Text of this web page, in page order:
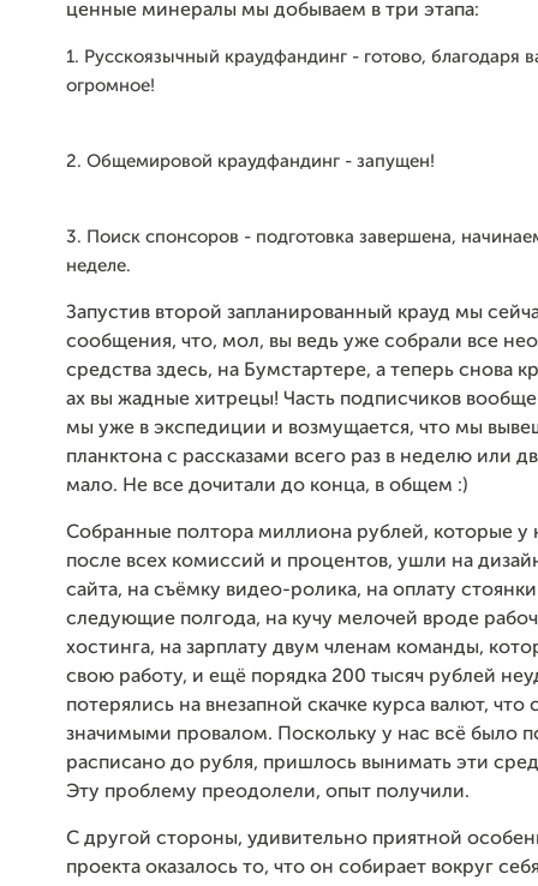
ценные минералы мы добываем в три этапа:
1. Русскоязычный краудфандинг - готово, благодаря
огромное!
2. Общемировой краудфандинг - запущен!
3. Поиск спонсоров - подготовка завершена,
неделе.
Запустив второй запланированный крауд мы
сообщения, что, мол, вы ведь уже собрали все
средства здесь, на Бумстартере, а теперь снова
ах вы жадные хитрецы! Часть подписчиков вообще
мы уже в экспедиции и возмущается, что мы
планктона с рассказами всего раз в неделю или
мало. Не все дочитали до конца, в общем :)
Собранные полтора миллиона рублей, которые у
после всех комиссий и процентов, ушли на
сайта, на съёмку видео-ролика, на оплату
следующие полгода, на кучу мелочей вроде
хостинга, на зарплату двум членам команды,
свою работу, и ещё порядка 200 тысяч рублей
потерялись на внезапной скачке курса валют, что
значимыми провалом. Поскольку у нас всё было
расписано до рубля, пришлось вынимать эти
Эту проблему преодолели, опыт получили.
С другой стороны, удивительно приятной
проекта оказалось то, что он собирает вокруг